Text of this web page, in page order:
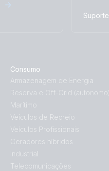
Suporte
Consumo
Armazenagem de Energia
Reserva e Off-Grid (autonomo)
Marítimo
Veículos de Recreio
Veículos Profissionais
Geradores híbridos
Industrial
Telecomunicações